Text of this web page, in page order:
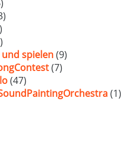
spielen(9)
(7)
(47)
(1)